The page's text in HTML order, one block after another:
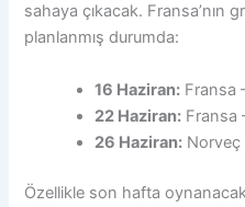
sahaya çıkacak. Fransa’nın
planlanmış durumda:
16 Haziran: Fransa
22 Haziran: Fransa
26 Haziran: Norveç
Özellikle son hafta